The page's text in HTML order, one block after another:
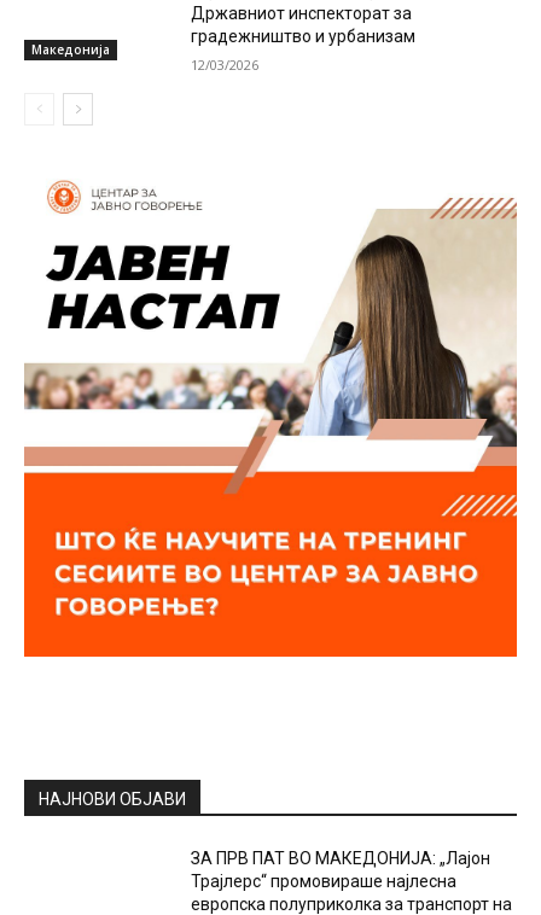
Македонија
Државниот инспекторат за
градежништво и урбанизам
12/03/2026
НАЈНОВИ ОБЈАВИ
ЗА ПРВ ПАТ ВО МАКЕДОНИЈА: „Лајон
Трајлерс“ промовираше најлесна
европска полуприколка за транспорт на